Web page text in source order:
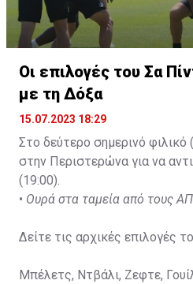
Οι επιλογές του Σα
με τη Δόξα
15.07.2023 18:29
Στο δεύτερο σημερινό
στην Περιστερώνα για να
(19:00).
• Ουρά στα ταμεία από τους
Δείτε τις αρχικές επιλογές
Μπέλετς, Ντβάλι, Ζεφτε,